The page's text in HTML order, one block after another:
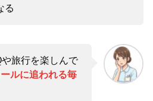
る
旅行を楽しんで
ルに追われる毎